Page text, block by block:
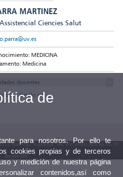
MARTINEZ
Ciencies Salut
MEDICINA
Medicina
docentes
- Grado en
València. Espanya. Tel. UV: (+34) 963 86 41 00
Buzón UV
de
para nosotros. Por ello te
cookies propias y de terceros
y medición de nuestra página
contenidos,así como